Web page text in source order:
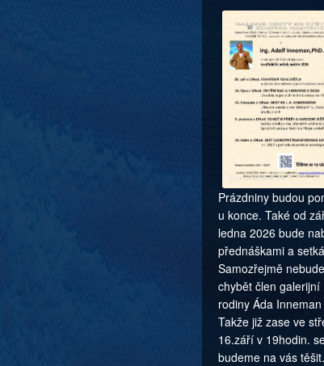
Prázdniny budou
u konce. Také od
ledna 2026 bude
přednáškami a
Samozřejmě nebude
chybět člen galerijní
rodiny Áda Inneman
Takže již zase ve
16.září v 19hodin.
budeme na vás těšit.